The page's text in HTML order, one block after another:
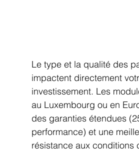
Le type et la qualité des
impactent directement
investissement. Les
au Luxembourg ou en
des garanties étendues
performance) et une
résistance aux conditions